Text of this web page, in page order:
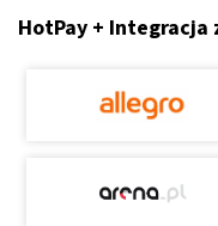
HotPay + Integracja